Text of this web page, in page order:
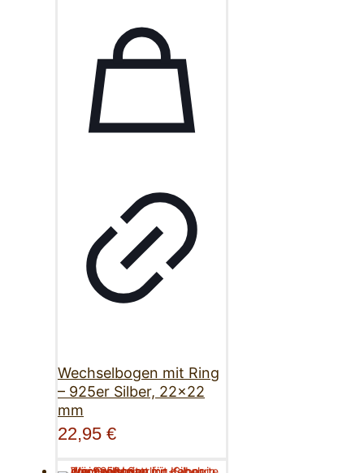
Wechselbogen mit Ring
– 925er Silber, 22×22
mm
22,95 €